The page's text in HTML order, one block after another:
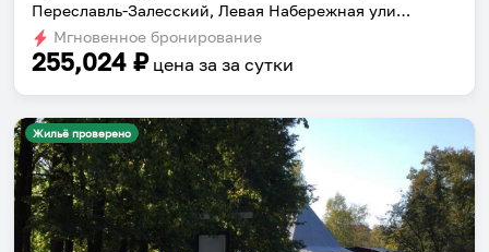
Переславль-Залесский, Левая Набережная улица, 89
Мгновенное бронирование
255,024 ₽ цена за за сутки
Жильё проверено